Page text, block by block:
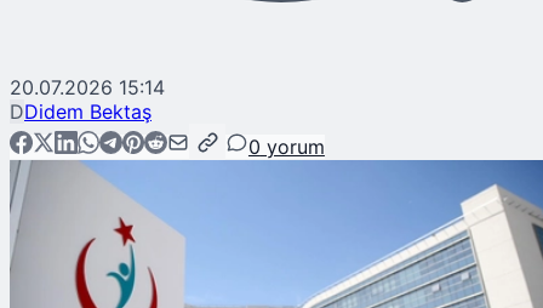
20.07.2026 15:14
DDidem Bektaş
0 yorum